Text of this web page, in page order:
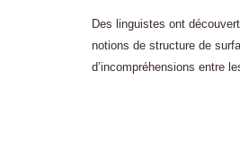
Des linguistes ont
notions de structure de
d’incompréhensions entre